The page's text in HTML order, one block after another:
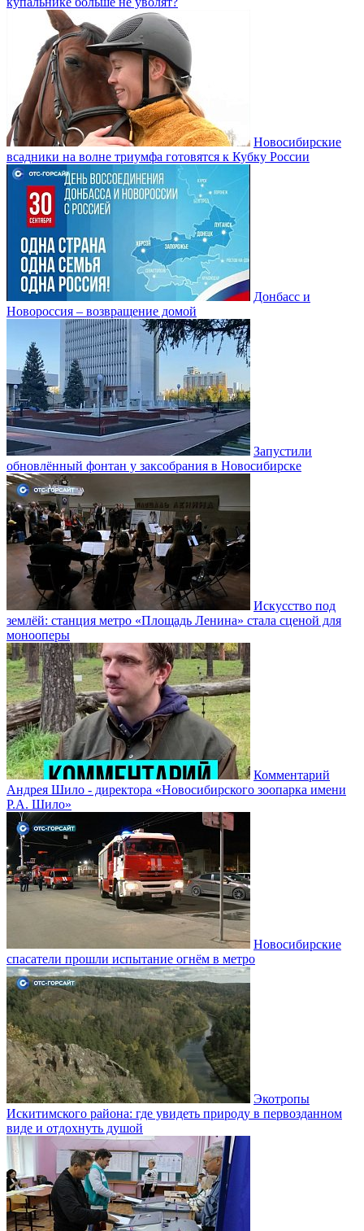
Новосибирские
всадники на волне триумфа готовятся к Кубку России
Донбасс и
Новороссия – возвращение домой
Запустили
обновлённый фонтан у заксобрания в Новосибирске
Искусство под
землёй: станция метро «Площадь Ленина» стала сценой для
монооперы
Комментарий
Андрея Шило - директора «Новосибирского зоопарка имени
Р.А. Шило»
Новосибирские
спасатели прошли испытание огнём в метро
Экотропы
Искитимского района: где увидеть природу в первозданном
виде и отдохнуть душой